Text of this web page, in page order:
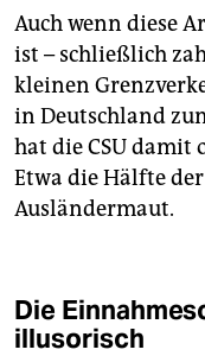
Auch wenn diese
ist – schließlich
kleinen
in Deutschland
hat die CSU
Etwa die Hälfte
Ausländermaut.
Die
illusorisch